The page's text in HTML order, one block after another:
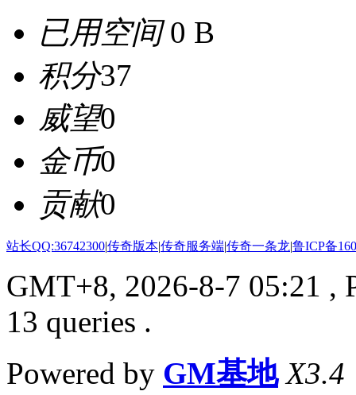
已用空间0 B
积分37
威望0
金币0
贡献0
站长QQ:36742300|传奇版本|传奇服务端|传奇一条龙|鲁ICP备
GMT+8, 2026-8-7 05:21 ,
13 queries .
Powered by GM基地 X3.4